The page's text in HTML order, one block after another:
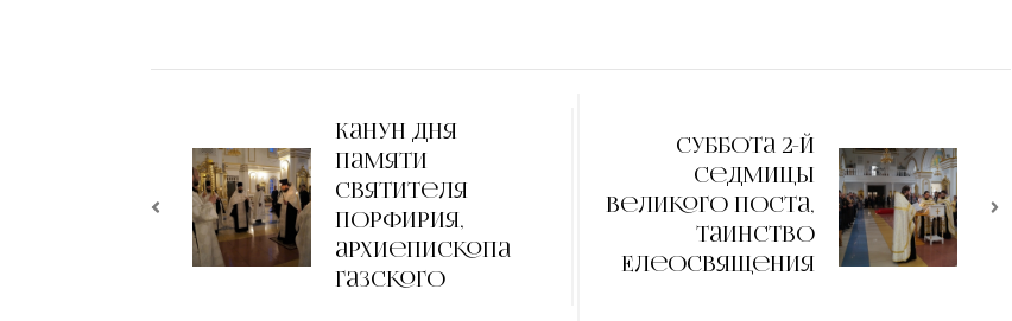
Канун дня
памяти
Святителя
Порфирия,
архиепископа
Газского
Суббота 2-й
седмицы
Великого поста,
таинство
Елеосвящения